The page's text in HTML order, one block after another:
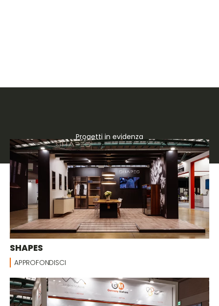
Progetti in evidenza
Stand su misura
SHAPES
APPROFONDISCI